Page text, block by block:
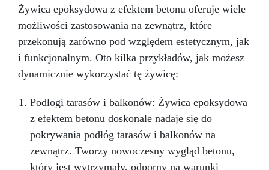
Żywica epoksydowa z efektem betonu oferuje wiele
możliwości zastosowania na zewnątrz, które
przekonują zarówno pod względem estetycznym, jak
i funkcjonalnym. Oto kilka przykładów, jak możesz
dynamicznie wykorzystać tę żywicę:
Podłogi tarasów i balkonów: Żywica epoksydowa
z efektem betonu doskonale nadaje się do
pokrywania podłóg tarasów i balkonów na
zewnątrz. Tworzy nowoczesny wygląd betonu,
który jest wytrzymały, odporny na warunki